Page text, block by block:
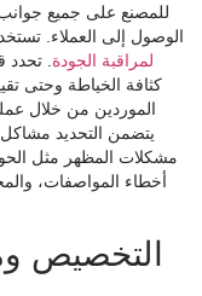
للمصنع على جميع جوانب
الوصول إلى العملاء.
لمراقبة الجودة .
كثافة الخياطة وحتى
الموردين من خلال
يتضمن التحديد
مشكلات المظهر مثل
أخطاء المواصفات،
التخصيص